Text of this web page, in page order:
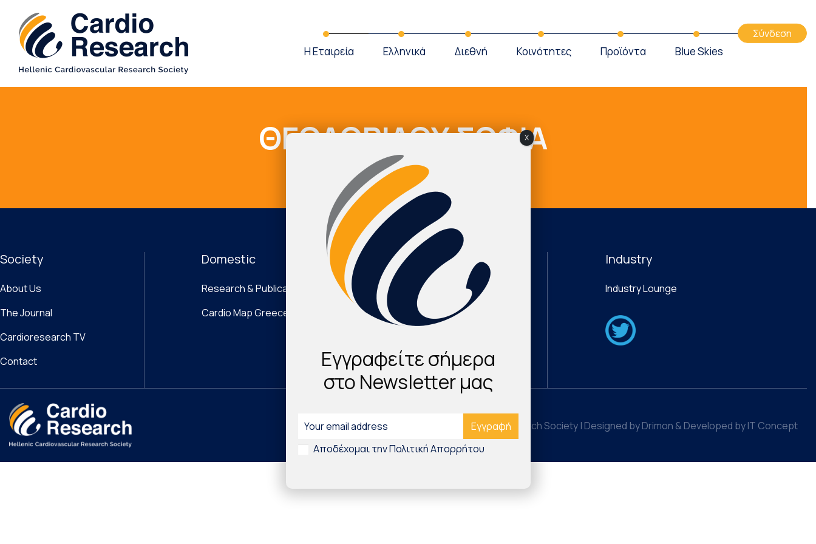
Η Εταιρεία Ελληνικά Διεθνή Κοινότητες Προϊόντα Blue Skies
Σύνδεση
ΘΕΟΔΩΡΙΔΟΥ ΣΟΦΙΑ
Cardio Map Greece ΘΕΟΔΩΡΙΔΟΥ ΣΟΦΙΑ
Society
About Us
The Journal
Cardioresearch TV
Contact
Domestic
Research & Publications
Cardio Map Greece
International
Νέα Τεχνολογικά Προϊόντα
Digital Health & Innovation
Industry
Industry Lounge
©2026 Hellenic Cardiovascular Research Society | Designed by Drimon & Developed by IT Concept
Εγγραφείτε σήμερα
στο Newsletter μας
Αποδέχομαι την Πολιτική Απορρήτου
X